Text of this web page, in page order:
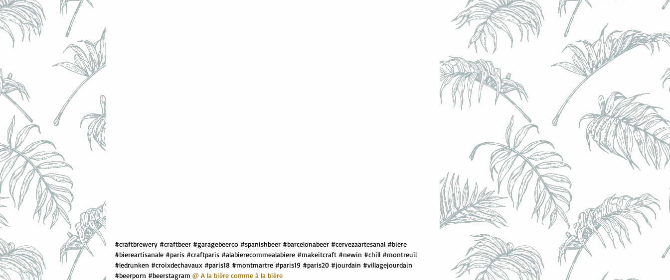
#craftbrewery #craftbeer #garagebeerco #spanishbeer #barcelonabeer #cervezaartesanal #biere
#biereartisanale #paris #craftparis #alabierecommealabiere #makeitcraft #newin #chill #montreuil
#ledrunken #croixdechavaux #paris18 #montmartre #paris19 #paris20 #jourdain #villagejourdain
#beerporn #beerstagram @ A la bière comme à la bière